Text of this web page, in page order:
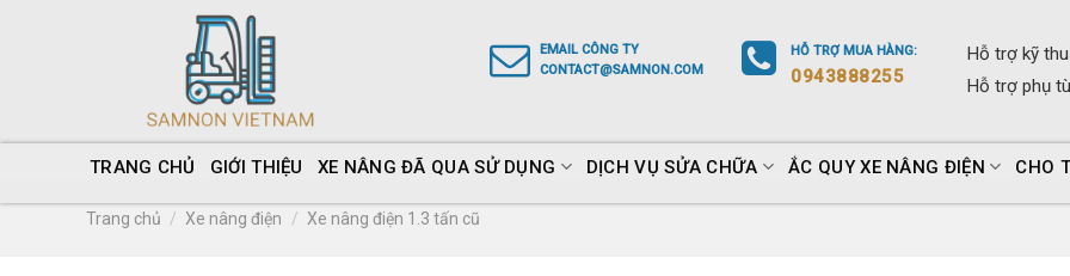
Hỗ trợ kỹ
Hỗ trợ phụ
HỖ TRỢMUA HÀNG:
0943888255
EMAIL CÔNG TY
CONTACT@SAMNON.COM
TRANG CHỦ GIỚI THIỆU XE NÂNG ĐÃ QUA SỬ DỤNG DỊCH VỤ SỬA CHỮA ẮC QUY XE NÂNG ĐIỆN CHO
Trang chủ / Xe nâng điện / Xe nâng điện 1.3 tấn cũ